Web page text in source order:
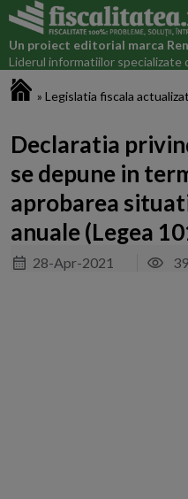
Un proiect editorial marca
Liderul informatiilor specializate
» Legislatia fiscala
Declaratia
se depune in
aprobarea
anuale (Legea
28-Apr-2021